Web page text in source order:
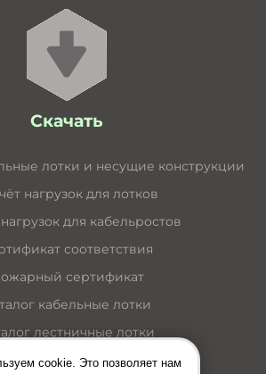
Скачать
лотки и несущие конструкции
нагрузок для лотков
для кабельростов
соответствия
сертификат
кабельные лотки
лестничные лотки
кабельные короба
cookie. Это позволяет нам